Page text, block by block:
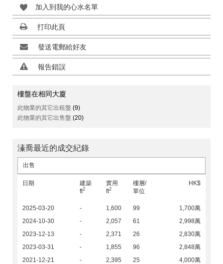
加入到我的心水名單
打印此頁
發送電郵給好友
報告錯誤
樓盤在相同大廈
此物業的其它出租盤 (9)
此物業的其它出售盤 (20)
溱喬最近的成交紀錄
出售
日期
建築
ft2
實用
ft2
樓層/
單位
HK$
2025-03-20 - 1,600 99
1,700萬
2024-10-30
- 2,057 61
2,998萬
2023-12-13
- 2,371 26
2,830萬
2023-03-31
- 1,855 96
2,848萬
2021-12-21
- 2,395 25
4,000萬